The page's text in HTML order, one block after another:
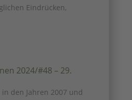
Eindrücken,
2024/#48 – 29.
den Jahren 2007 und